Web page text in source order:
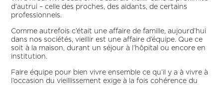
d’autrui – celle des proches, des aidants, de certains
professionnels.
Comme autrefois c’était une affaire de famille, aujourd’hui
dans nos sociétés, vieillir est une affaire d’équipe. Que ce
soit à la maison, durant un séjour à l’hôpital ou encore en
institution.
Faire équipe pour bien vivre ensemble ce qu’il y a à vivre à
l’occasion du vieillissement exige à la fois cohérence du